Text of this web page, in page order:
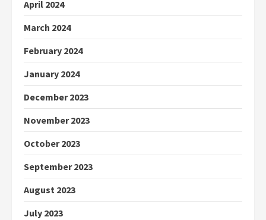
April 2024
March 2024
February 2024
January 2024
December 2023
November 2023
October 2023
September 2023
August 2023
July 2023